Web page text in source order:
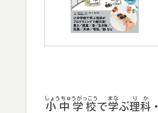
小中学校
しょうちゅうがっこう
で学
まな
ぶ理科
りか
・